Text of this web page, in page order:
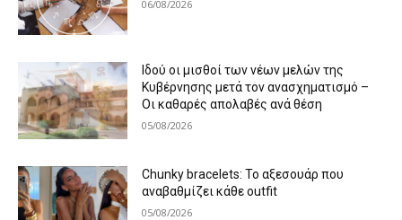
06/08/2026
Ιδού οι μισθοί των νέων μελών της
Κυβέρνησης μετά τον ανασχηματισμό –
Οι καθαρές απολαβές ανά θέση
05/08/2026
Chunky bracelets: Το αξεσουάρ που
αναβαθμίζει κάθε outfit
05/08/2026